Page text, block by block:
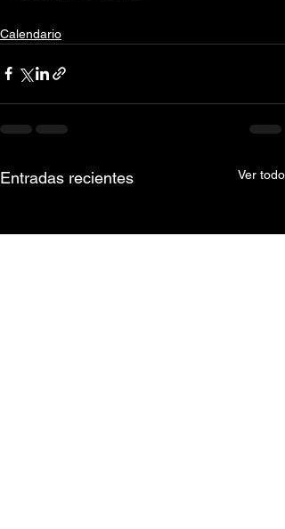
Calendario
Entradas recientes Ver todo